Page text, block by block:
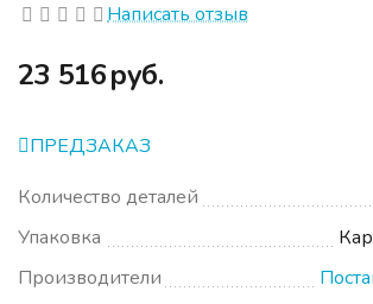
Написать отзыв
‍23 516‍руб.
ПРЕДЗАКАЗ
Количество деталей
Упаковка
Производители